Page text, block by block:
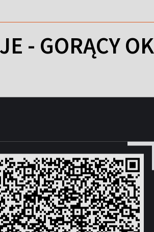
- GORĄCY